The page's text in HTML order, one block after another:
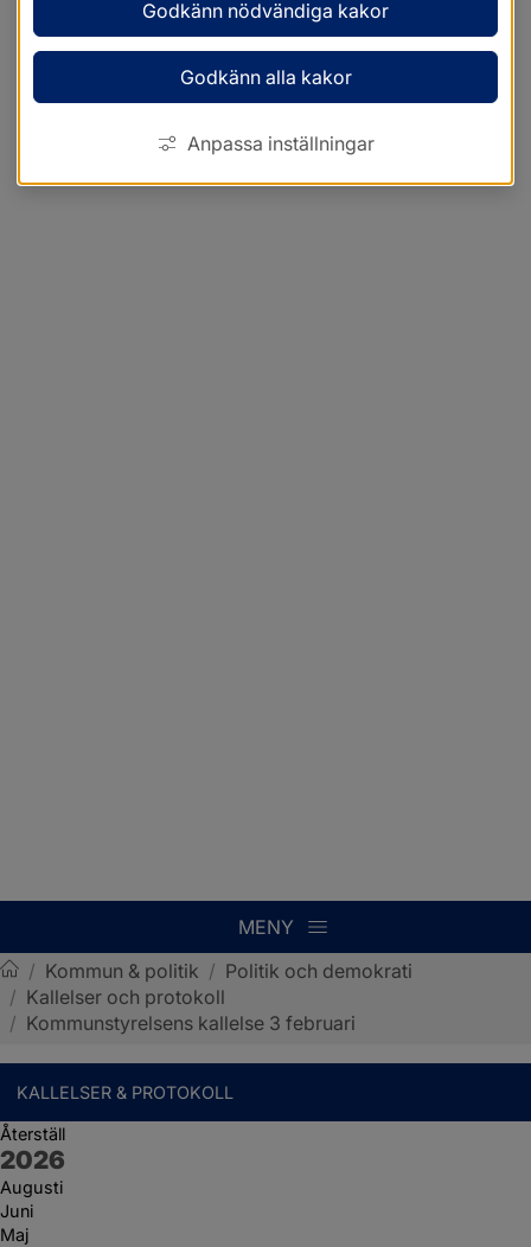
MENY
Sotenäs kommun
/ Kommun & politik / Politik och demokrati
/ Kallelser och protokoll
/ Kommunstyrelsens kallelse 3 februari
KALLELSER & PROTOKOLL
Återställ
År:
2026
Augusti
Juni
Maj
Godkänn nödvändiga kakor
Godkänn alla kakor
Anpassa inställningar